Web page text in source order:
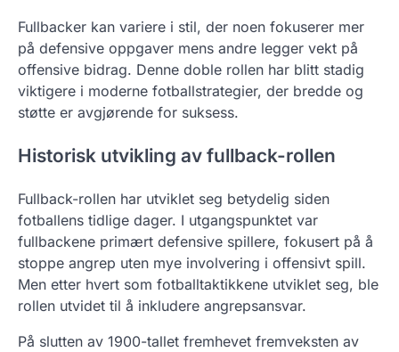
Fullbacker kan variere i stil, der noen fokuserer mer
på defensive oppgaver mens andre legger vekt på
offensive bidrag. Denne doble rollen har blitt stadig
viktigere i moderne fotballstrategier, der bredde og
støtte er avgjørende for suksess.
Historisk utvikling av fullback-rollen
Fullback-rollen har utviklet seg betydelig siden
fotballens tidlige dager. I utgangspunktet var
fullbackene primært defensive spillere, fokusert på å
stoppe angrep uten mye involvering i offensivt spill.
Men etter hvert som fotballtaktikkene utviklet seg, ble
rollen utvidet til å inkludere angrepsansvar.
På slutten av 1900-tallet fremhevet fremveksten av